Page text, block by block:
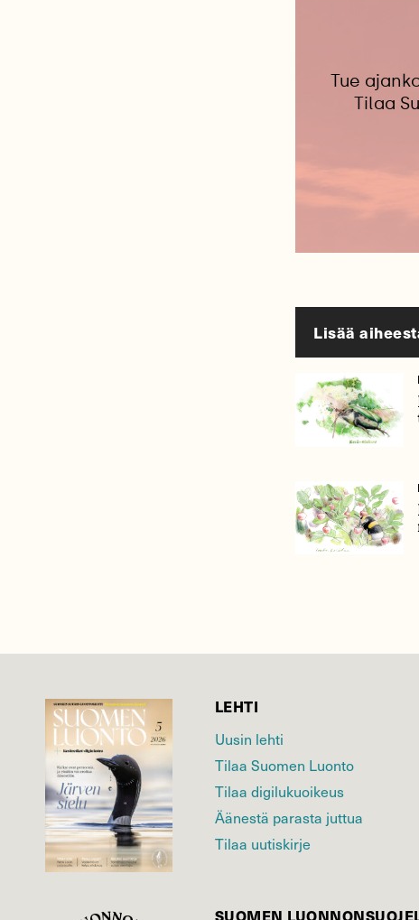
Tue
Tilaa
Lisää
LEHTI
Uusin lehti
Tilaa Suomen Luonto
Tilaa digilukuoikeus
Äänestä parasta juttua
Tilaa uutiskirje